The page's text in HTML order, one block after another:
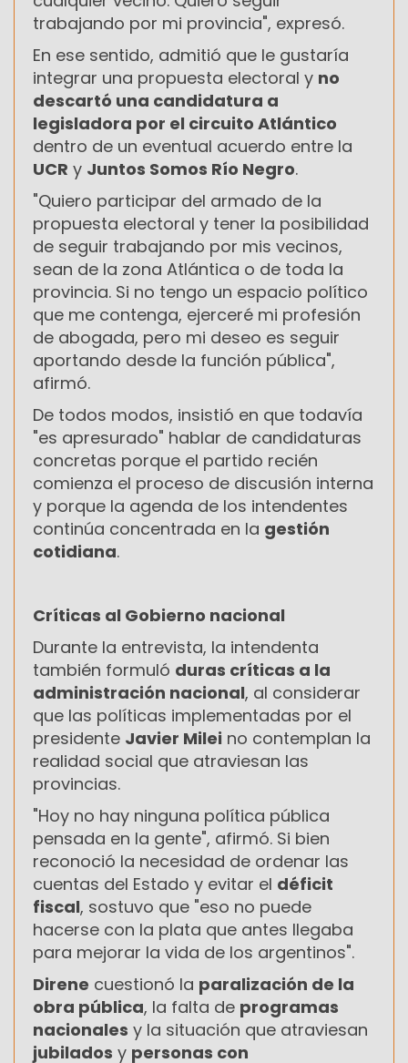
trabajando por mi provincia", expresó.
En ese sentido, admitió que le gustaría
integrar una propuesta electoral y no
descartó una candidatura a
legisladora por el circuito Atlántico
dentro de un eventual acuerdo entre la
UCR y Juntos Somos Río Negro.
"Quiero participar del armado de la
propuesta electoral y tener la posibilidad
de seguir trabajando por mis vecinos,
sean de la zona Atlántica o de toda la
provincia. Si no tengo un espacio político
que me contenga, ejerceré mi profesión
de abogada, pero mi deseo es seguir
aportando desde la función pública",
afirmó.
De todos modos, insistió en que todavía
"es apresurado" hablar de candidaturas
concretas porque el partido recién
comienza el proceso de discusión interna
y porque la agenda de los intendentes
continúa concentrada en la gestión
cotidiana.
Críticas al Gobierno nacional
Durante la entrevista, la intendenta
también formuló duras críticas a la
administración nacional, al considerar
que las políticas implementadas por el
presidente Javier Milei no contemplan la
realidad social que atraviesan las
provincias.
"Hoy no hay ninguna política pública
pensada en la gente", afirmó. Si bien
reconoció la necesidad de ordenar las
cuentas del Estado y evitar el déficit
fiscal, sostuvo que "eso no puede
hacerse con la plata que antes llegaba
para mejorar la vida de los argentinos".
Direne cuestionó la paralización de la
obra pública, la falta de programas
nacionales y la situación que atraviesan
jubilados y personas con